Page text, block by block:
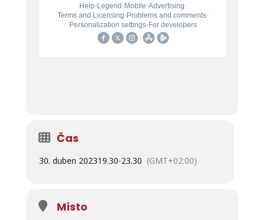
Čas
30. duben 202319.30-23.30 (GMT+02:00)
Místo